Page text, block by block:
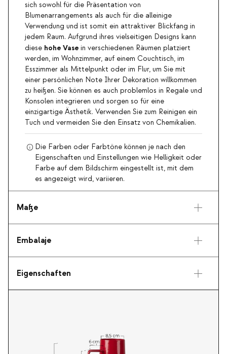
sich sowohl für die Präsentation von
Blumenarrangements als auch für die alleinige
Verwendung und ist somit ein attraktiver Blickfang in
jedem Raum. Aufgrund ihres vielseitigen Designs kann
diese hohe Vase in verschiedenen Räumen platziert
werden, im Wohnzimmer, auf einem Couchtisch, im
Esszimmer als Mittelpunkt oder im Flur, um Sie mit
einer persönlichen Note Ihrer Dekoration willkommen
zu heißen. Sie können es auch problemlos in Regale und
Konsolen integrieren und sorgen so für eine
einzigartige Ästhetik. Verwenden Sie zum Reinigen ein
Tuch und vermeiden Sie den Einsatz von Chemikalien.
Die Farben oder Farbtöne können je nach den
Eigenschaften und Einstellungen wie Helligkeit oder
Farbe auf dem Bildschirm eingestellt ist, mit dem
es angezeigt wird, variieren.
Maße
Embalaje
Eigenschaften